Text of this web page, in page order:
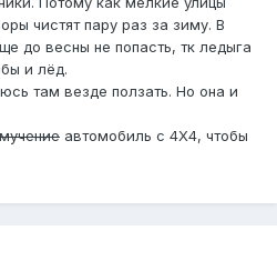
чистят пару раз за зиму. В
до весны не попасть, тк ледыга
и лёд.
там везде ползать. Но она и
мучение автомобиль с 4Х4, чтобы